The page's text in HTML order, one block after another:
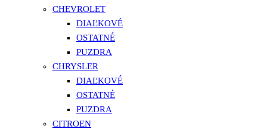
CHEVROLET
DIAĽKOVÉ
OSTATNÉ
PUZDRA
CHRYSLER
DIAĽKOVÉ
OSTATNÉ
PUZDRA
CITROEN